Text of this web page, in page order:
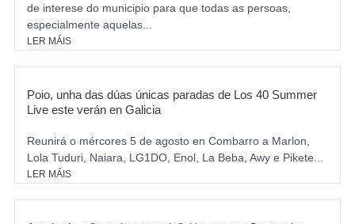
de interese do municipio para que todas as persoas,
especialmente aquelas...
LER MÁIS
Poio, unha das dúas únicas paradas de Los 40 Summer
Live este verán en Galicia
Reunirá o mércores 5 de agosto en Combarro a Marlon,
Lola Tuduri, Naiara, LG1DO, Enol, La Beba, Awy e Pikete...
LER MÁIS